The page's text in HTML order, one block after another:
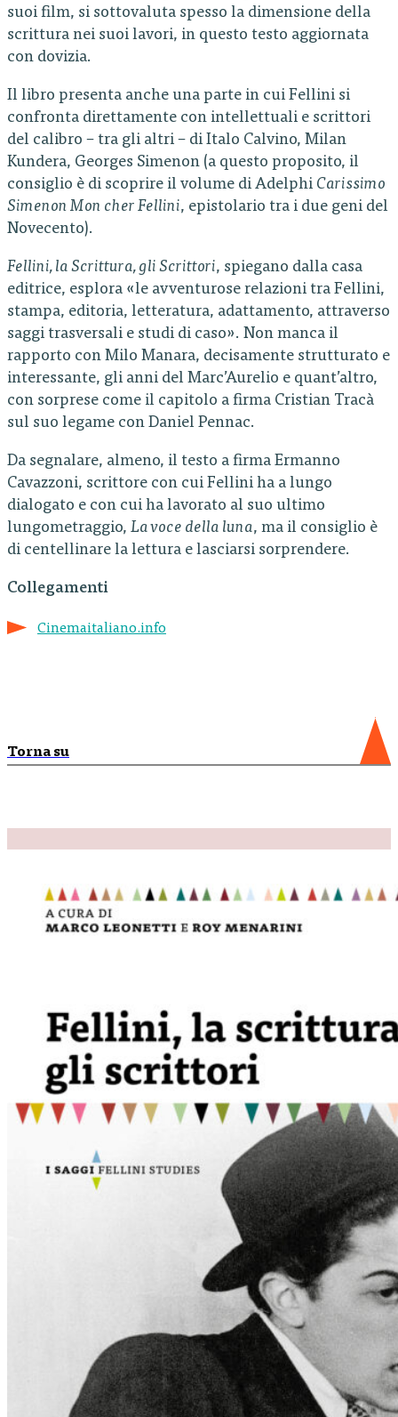
suoi film, si sottovaluta spesso la dimensione della
scrittura nei suoi lavori, in questo testo aggiornata
con dovizia.
Il libro presenta anche una parte in cui Fellini si
confronta direttamente con intellettuali e scrittori
del calibro – tra gli altri – di Italo Calvino, Milan
Kundera, Georges Simenon (a questo proposito, il
consiglio è di scoprire il volume di Adelphi Carissimo
Simenon Mon cher Fellini, epistolario tra i due geni del
Novecento).
Fellini, la Scrittura, gli Scrittori, spiegano dalla casa
editrice, esplora «le avventurose relazioni tra Fellini,
stampa, editoria, letteratura, adattamento, attraverso
saggi trasversali e studi di caso». Non manca il
rapporto con Milo Manara, decisamente strutturato e
interessante, gli anni del Marc’Aurelio e quant’altro,
con sorprese come il capitolo a firma Cristian Tracà
sul suo legame con Daniel Pennac.
Da segnalare, almeno, il testo a firma Ermanno
Cavazzoni, scrittore con cui Fellini ha a lungo
dialogato e con cui ha lavorato al suo ultimo
lungometraggio, La voce della luna, ma il consiglio è
di centellinare la lettura e lasciarsi sorprendere.
Collegamenti
Cinemaitaliano.info
Torna su